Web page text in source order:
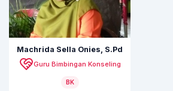
Machrida Sella Onies, S.Pd
Guru Bimbingan Konseling
BK